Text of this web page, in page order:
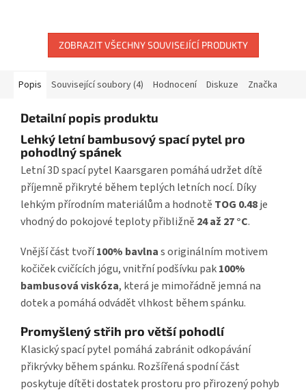
ZOBRAZIT VŠECHNY SOUVISEJÍCÍ PRODUKTY
Popis Související soubory (4) Hodnocení Diskuze Značka
Detailní popis produktu
Lehký letní bambusový spací pytel pro
pohodlný spánek
Letní 3D spací pytel Kaarsgaren pomáhá udržet dítě
příjemně přikryté během teplých letních nocí. Díky
lehkým přírodním materiálům a hodnotě TOG 0.48je
vhodný do pokojové teploty přibližně 24 až 27 °C.
Vnější část tvoří100% bavlnas originálním motivem
kočiček cvičících jógu, vnitřní podšívku pak100%
bambusová viskóza, která je mimořádně jemná na
dotek a pomáhá odvádět vlhkost během spánku.
Promyšlený střih pro větší pohodlí
Klasický spací pytel pomáhá zabránit odkopávání
přikrývky během spánku. Rozšířená spodní část
poskytuje dítěti dostatek prostoru pro přirozený pohyb